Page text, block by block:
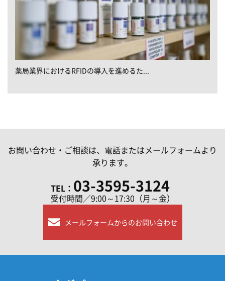
薬局業界におけるRFIDの導入を進めるた...
お問い合わせ・ご相談は、電話またはメールフォームより
承ります。
TEL： 03-3595-3124
受付時間／9:00～17:30（月～金）
メールフォームからのお問い合わせ